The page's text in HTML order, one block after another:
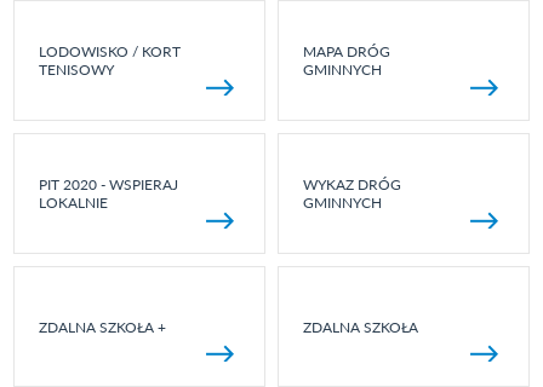
LODOWISKO / KORT
TENISOWY
MAPA DRÓG
GMINNYCH
PIT 2020 - WSPIERAJ
LOKALNIE
WYKAZ DRÓG
GMINNYCH
ZDALNA SZKOŁA + ZDALNA SZKOŁA